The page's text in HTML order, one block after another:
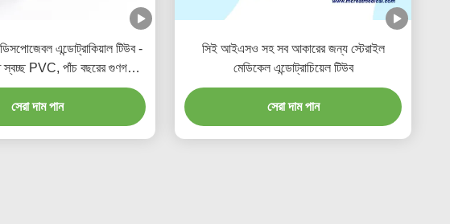
এন্ডোট্রাকিয়াল টিউব -
PVC, পাঁচ বছরের গুণগত
মানের নিশ্চয়তা
সেরা দাম পান
সিই আইএসও সহ সব আকারের জন্য স্টেরাইল
মেডিকেল এন্ডোট্রাচিয়েল টিউব
সেরা দাম পান